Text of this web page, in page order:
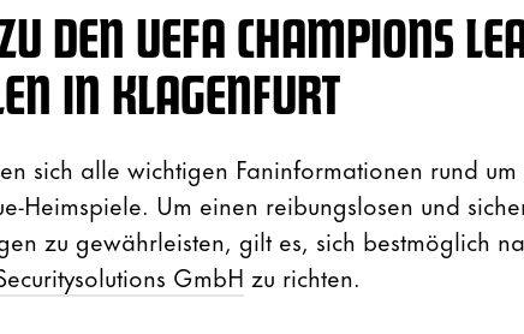
DEN UEFA CHAMPIONS
IN KLAGENFURT
sich alle wichtigen Faninformationen rund um
Heimspiele. Um einen reibungslosen und
zu gewährleisten, gilt es, sich bestmöglich
GmbH zu richten.